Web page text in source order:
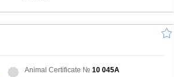
Animal Certificate № 10 045A